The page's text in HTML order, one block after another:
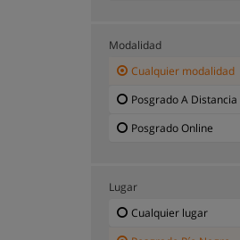
Modalidad
Cualquier modalidad
Posgrado A Distancia
Posgrado Online
Lugar
Cualquier lugar